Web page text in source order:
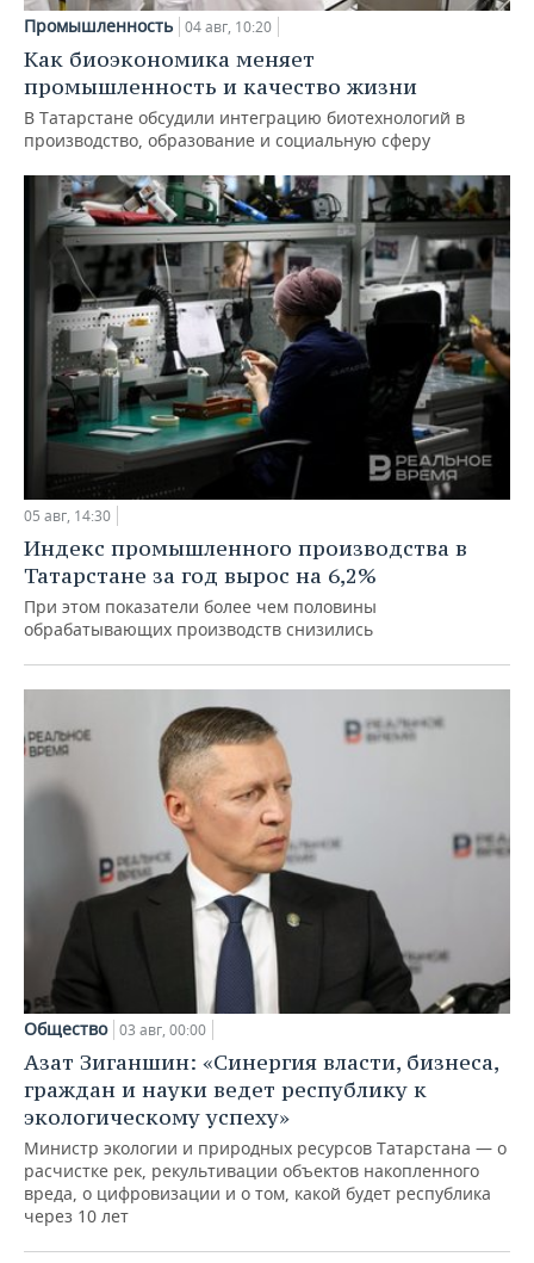
Промышленность 04 авг, 10:20
Как биоэкономика меняет
промышленность и качество жизни
В Татарстане обсудили интеграцию биотехнологий в
производство, образование и социальную сферу
05 авг, 14:30
Индекс промышленного производства в
Татарстане за год вырос на 6,2%
При этом показатели более чем половины
обрабатывающих производств снизились
Общество 03 авг, 00:00
Азат Зиганшин: «Синергия власти, бизнеса,
граждан и науки ведет республику к
экологическому успеху»
Министр экологии и природных ресурсов Татарстана — о
расчистке рек, рекультивации объектов накопленного
вреда, о цифровизации и о том, какой будет республика
через 10 лет